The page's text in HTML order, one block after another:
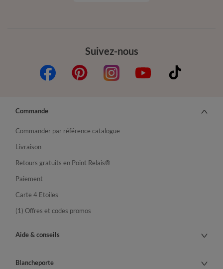
Suivez-nous
Commande
Commander par référence catalogue
Livraison
Retours gratuits en Point Relais®
Paiement
Carte 4 Etoiles
(1) Offres et codes promos
Aide & conseils
Blancheporte